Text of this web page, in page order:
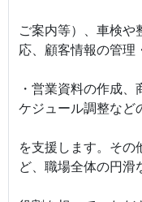
ご案内等）、車検や
応、顧客情報の管理
・営業資料の作成
ケジュール調整など
を支援します。その
ど、職場全体の円滑